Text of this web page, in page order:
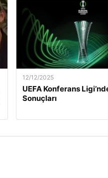
12/12/2025
UEFA Konferans
Sonuçları